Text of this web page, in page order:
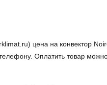
цена на конвектор
телефону. Оплатить товар